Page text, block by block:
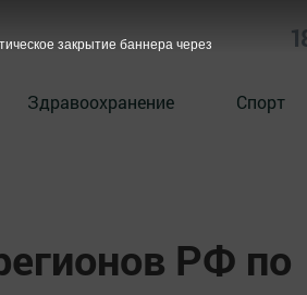
Здравоохранение Спорт
РФ по
закрытие баннера через